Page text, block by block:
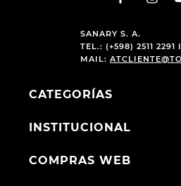
SANARY S. A.
TEL.: (+598) 2511 2291
MAIL:
CATEGORÍAS
INSTITUCIONAL
COMPRAS WEB